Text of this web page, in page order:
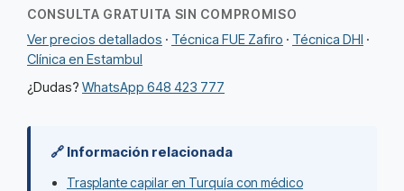
CONSULTA GRATUITA SIN COMPROMISO
Ver precios detallados · Técnica FUE Zafiro · Técnica DHI ·
Clínica en Estambul
¿Dudas? WhatsApp 648 423 777
🔗 Información relacionada
Trasplante capilar en Turquía con médico